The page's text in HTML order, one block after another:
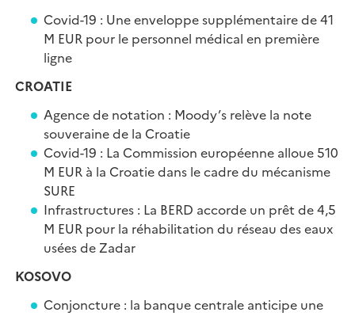
Covid-19 : Une enveloppe supplémentaire de 41
M EUR pour le personnel médical en première
ligne
CROATIE
Agence de notation : Moody’s relève la note
souveraine de la Croatie
Covid-19 : La Commission européenne alloue 510
M EUR à la Croatie dans le cadre du mécanisme
SURE
Infrastructures : La BERD accorde un prêt de 4,5
M EUR pour la réhabilitation du réseau des eaux
usées de Zadar
KOSOVO
Conjoncture : la banque centrale anticipe une